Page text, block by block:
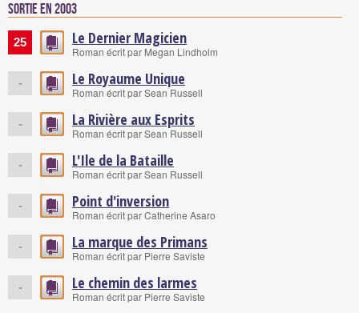
Sortie en 2003
25 Le Dernier Magicien
Roman écrit par Megan Lindholm
- Le Royaume Unique
Roman écrit par Sean Russell
- La Rivière aux Esprits
Roman écrit par Sean Russell
- L'Ile de la Bataille
Roman écrit par Sean Russell
- Point d'inversion
Roman écrit par Catherine Asaro
- La marque des Primans
Roman écrit par Pierre Saviste
- Le chemin des larmes
Roman écrit par Pierre Saviste